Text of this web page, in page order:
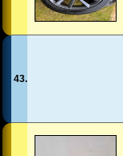
43.